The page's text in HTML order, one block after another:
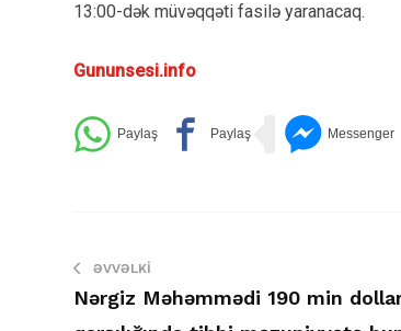
13:00-dək müvəqqəti fasilə yaranacaq.
Gununsesi.info
ƏVVƏLKI
Nərgiz Məhəmmədi 190 min